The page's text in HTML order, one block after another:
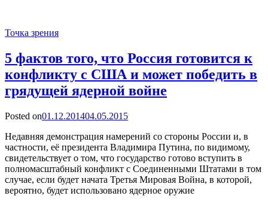
Точка зрения
5 фактов того, что Россия готовится к
конфликту с США и может победить в
грядущей ядерной войне
Posted on01.12.201404.05.2015
Недавняя демонстрация намерений со стороны России и, в
частности, её президента Владимира Путина, по видимому,
свидетельствует о том, что государство готово вступить в
полномасштабный конфликт с Соединенными Штатами в том
случае, если будет начата Третья Мировая Война, в которой,
вероятно, будет использовано ядерное оружие